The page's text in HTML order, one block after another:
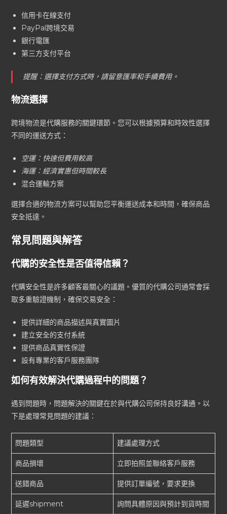
信用卡在線支付
PayPal跨境交易
銀行電匯
第三方支付平台
提醒：選擇支付方式時，請留意匯率和手續費用。
物流選擇
跨境物流是代購服務的關鍵環節。您可以根據預算和時效性選擇
不同的運送方式：
空運：快速但費用較高
海運：經濟實惠但時間較長
混合運輸方案
選擇合適的物流方案可以幫助您平衡運送成本和時間，確保商品
安全抵達。
常見問題與解答
代購的安全性是否值得信賴？
代購安全性是許多顧客最關心的議題。優質的代購公司通常會採
取多重驗證機制，確保交易安全：
提供詳細的商品描述與真實圖片
建立安全的支付系統
提供商品真實性保證
設有專業的客戶服務團隊
如何有效解決代購過程中的問題？
遇到問題時，問題解決的關鍵在於與代購公司保持良好溝通。以
下是處理常見問題的建議：
問題類型 建議處理方式
商品損壞 立即拍照並聯絡客戶服務
送錯商品 提供訂單編號，要求更換
延遲shipment 詢問具體原因與預計到貨時間